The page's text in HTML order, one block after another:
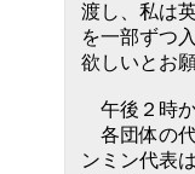
渡し、私は
を一部ずつ
欲しいとお
午後２時か
各団体の
ンミン代表